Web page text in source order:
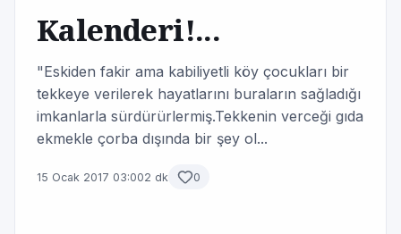
Kalenderi!...
"Eskiden fakir ama kabiliyetli köy çocukları bir
tekkeye verilerek hayatlarını buraların sağladığı
imkanlarla sürdürürlermiş.Tekkenin verceği gıda
ekmekle çorba dışında bir şey ol...
15 Ocak 2017 03:002 dk 0